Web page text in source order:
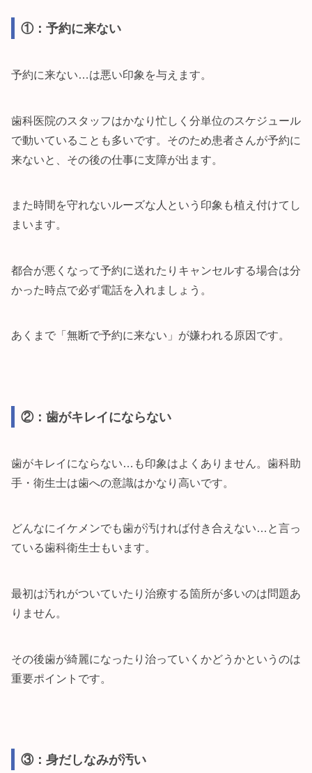
①：予約に来ない
予約に来ない…は悪い印象を与えます。
歯科医院のスタッフはかなり忙しく分単位のスケジュール
で動いていることも多いです。そのため患者さんが予約に
来ないと、その後の仕事に支障が出ます。
また時間を守れないルーズな人という印象も植え付けてし
まいます。
都合が悪くなって予約に送れたりキャンセルする場合は分
かった時点で必ず電話を入れましょう。
あくまで「無断で予約に来ない」が嫌われる原因です。
②：歯がキレイにならない
歯がキレイにならない…も印象はよくありません。歯科助
手・衛生士は歯への意識はかなり高いです。
どんなにイケメンでも歯が汚ければ付き合えない…と言っ
ている歯科衛生士もいます。
最初は汚れがついていたり治療する箇所が多いのは問題あ
りません。
その後歯が綺麗になったり治っていくかどうかというのは
重要ポイントです。
③：身だしなみが汚い